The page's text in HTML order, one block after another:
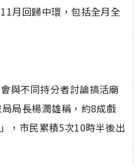
月回歸中環，包括全月全
與不同持分者討論搞活廟
局長楊潤雄稱，約8成戲
，市民累積5次10時半後出